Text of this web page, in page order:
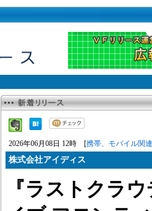
2026年06月08日 12時 [携帯、モバイル関連
株式会社アイディス
『ラストクラ